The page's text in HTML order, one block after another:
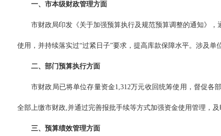
一、市本级财政管理方面
市财政局印发《关于加强预算执行及规范预算调整的通知》
使用，并持续落实过“过紧日子”要求，提高库款保障水平。涉及
二、部门预算执行方面
市财政局已将单位存量资金1,312万元收回统筹使用，督促各
全部上缴市财政,并通过完善报批手续等方式加强资金使用管理，
三、预算绩效管理方面